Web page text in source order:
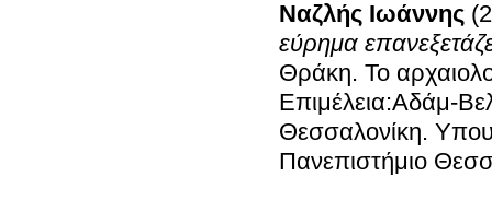
Ναζλής Ιωάννης
εύρημα
Θράκη. Το
Επιμέλεια:Αδάμ-
Θεσσαλονίκη.
Πανεπιστήμιο